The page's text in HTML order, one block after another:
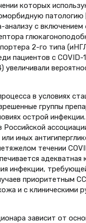
которых
патологию
с включением
2-го типа
пациентов с
в условиях
группы
острой
иных
течении
адекватная
инфекции,
приоритетным
и с клиническими
зависит от